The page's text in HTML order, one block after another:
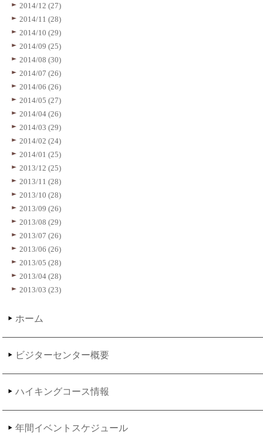
2014/12 (27)
2014/11 (28)
2014/10 (29)
2014/09 (25)
2014/08 (30)
2014/07 (26)
2014/06 (26)
2014/05 (27)
2014/04 (26)
2014/03 (29)
2014/02 (24)
2014/01 (25)
2013/12 (25)
2013/11 (28)
2013/10 (28)
2013/09 (26)
2013/08 (29)
2013/07 (26)
2013/06 (26)
2013/05 (28)
2013/04 (28)
2013/03 (23)
ホーム
ビジターセンター概要
ハイキングコース情報
年間イベントスケジュール